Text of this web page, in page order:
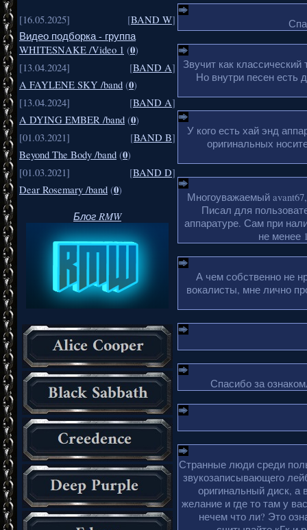
[16.05.2025] [BAND W]
Видео подборка - группа
WHITESNAKE /Video 1 (0)
[13.04.2024]
[BAND A]
A FAYLENE SKY /band (0)
[13.04.2024]
[BAND A]
A DYING EMBER /band (0)
[01.03.2021]
[BAND B]
Beyond The Body /band (0)
[01.03.2021]
[BAND D]
Dear Rosemary /band (0)
Блог RMW
Звучит как
Но внутри песен есть
У кого есть хай энд
оригинальных
Многоуважаемый
Писал для
аппаратуре. Сам при
не менее
А чем собственно не
вокалисты, мне лично
Спасибо за
Странные люди среди
звукозаписывающего
оригинальный диск, а
желание и где то там у
нечем что ли? Это